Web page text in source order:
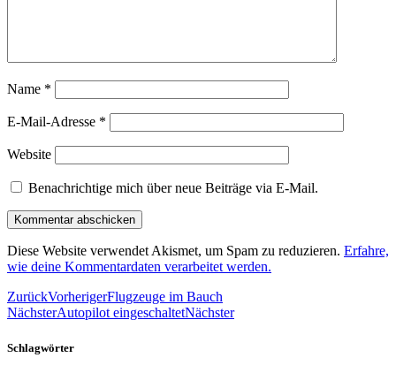
Name *
E-Mail-Adresse *
Website
Benachrichtige mich über neue Beiträge via E-Mail.
Diese Website verwendet Akismet, um Spam zu reduzieren. Erfahre,
wie deine Kommentardaten verarbeitet werden.
ZurückVorherigerFlugzeuge im Bauch
NächsterAutopilot eingeschaltetNächster
Schlagwörter